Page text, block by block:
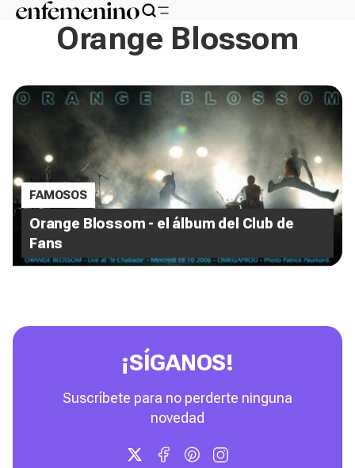
Orange Blossom
FAMOSOS
Orange Blossom - el álbum del Club de
Fans
¡SÍGANOS!
Suscríbete para no perderte ninguna
novedad